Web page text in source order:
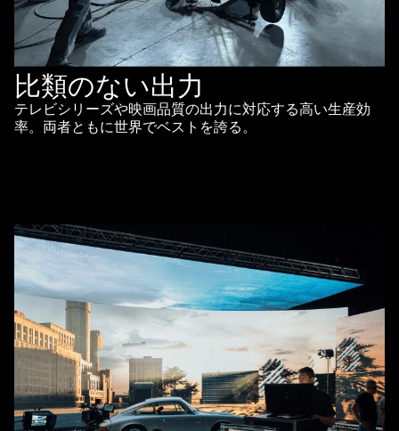
比類のない出力
テレビシリーズや映画品質の出力に対応する高い生産効
率。両者ともに世界でベストを誇る。